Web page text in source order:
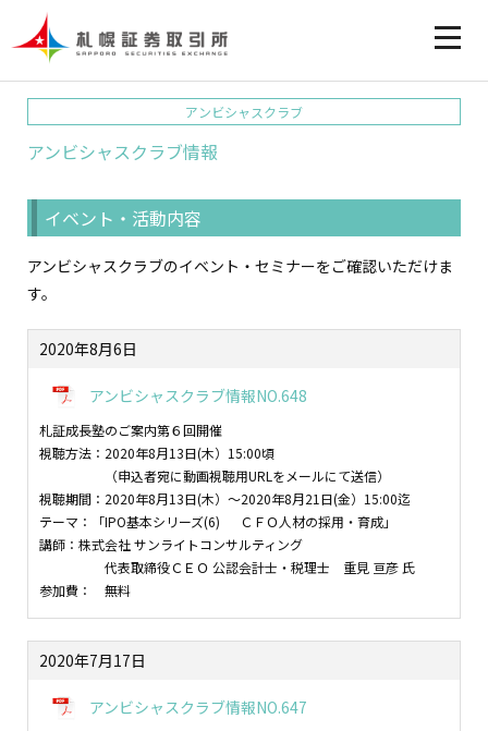
アンビシャスクラブ
アンビシャスクラブ情報
イベント・活動内容
アンビシャスクラブのイベント・セミナーをご確認いただけま
す。
2020年8月6日
アンビシャスクラブ情報NO.648
札証成長塾のご案内第６回開催
視聴方法：2020年8月13日(木）15:00頃
（申込者宛に動画視聴用URLをメールにて送信）
視聴期間：2020年8月13日(木）～2020年8月21日(金）15:00迄
テーマ：「IPO基本シリーズ(6) ＣＦＯ人材の採用・育成」
講師：株式会社 サンライトコンサルティング
代表取締役ＣＥＯ 公認会計士・税理士 重見 亘彦 氏
参加費： 無料
2020年7月17日
アンビシャスクラブ情報NO.647